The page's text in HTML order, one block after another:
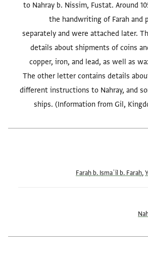
to Nahray b. Nissim, Fustat. Around
the handwriting of Farah
separately and were attached later.
details about shipments of coins
copper, iron, and lead, as well as
The other letter contains details
different instructions to Nahray, and
ships. (Information from Gil,
Faraḥ b. Ismaʿīl b. Faraḥ,